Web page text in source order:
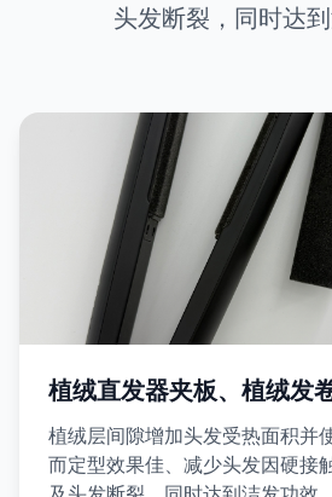
头发断裂，同时达
植绒直发器夹板、植绒发
植绒层间隙增加头发受热面积并
而定型效果佳、减少头发因硬接